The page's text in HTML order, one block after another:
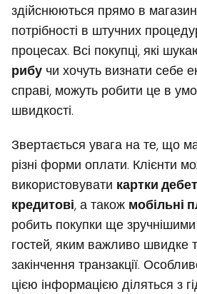
здійснюються прямо в
потрібності в штучних
процесах. Всі покупці, які
рибу чи хочуть визнати себе
справі, можуть робити це в
швидкості.
Звертається увага на те, що
різні форми оплати. Клієнти
використовувати картки
кредитові, а також мобільні
робить покупки ще
гостей, яким важливо швидке
закінчення транзакції.
цією інформацією діляться з